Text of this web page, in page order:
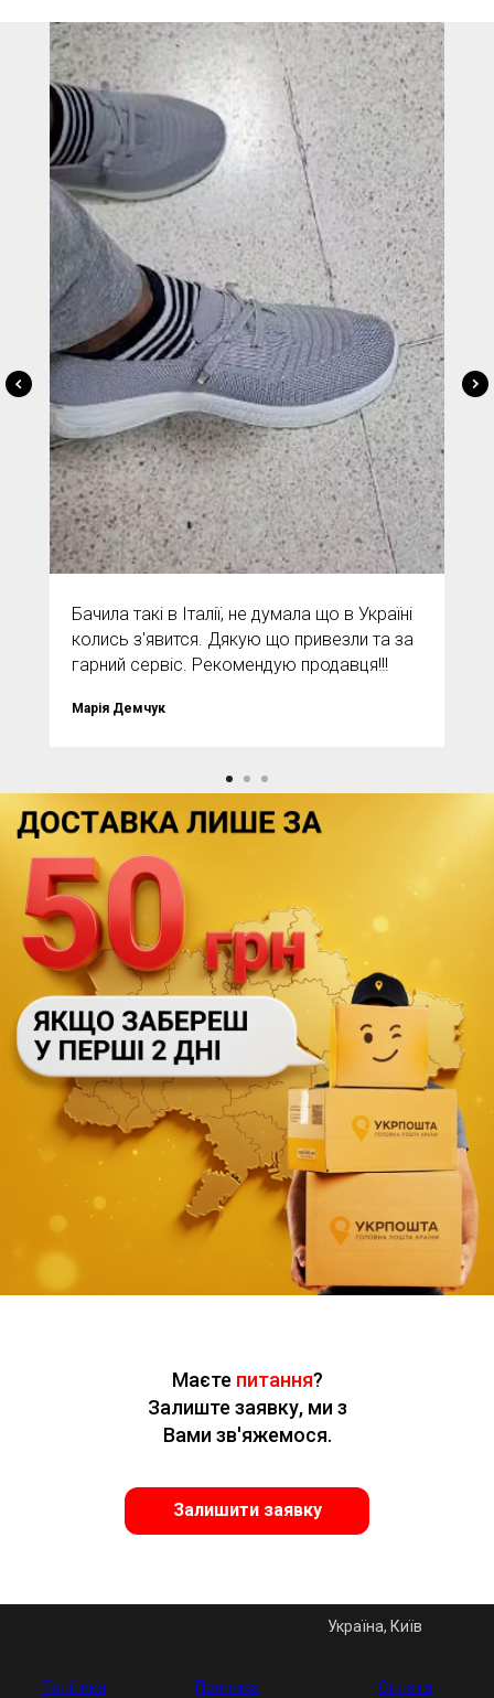
Бачила такі в Італії, не думала що в Україні
колись з'явится. Дякую що привезли та за
гарний сервіс. Рекомендую продавця!!!
Марія Демчук
Маєте питання?
Залиште заявку, ми з
Вами зв'яжемося.
Залишити заявку
Україна, Київ
Оплата
Політика Політика